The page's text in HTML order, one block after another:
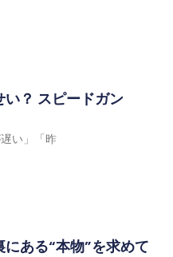
？ スピードガン
い」「昨
にある“本物”を求めて